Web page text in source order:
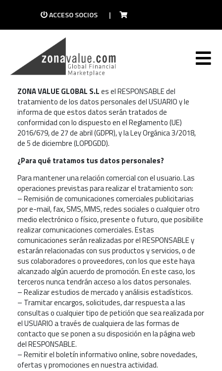
ACCESO SOCIOS |
Política de privacidad
1. INFORMACIÓN AL USUARIO
¿Quién es el responsable del tratamiento de tus
datos personales?
ZONA VALUE GLOBAL S.Les el RESPONSABLE del
tratamiento de los datos personales del USUARIO y le
informa de que estos datos serán tratados de
conformidad con lo dispuesto en el Reglamento (UE)
2016/679, de 27 de abril (GDPR), y la Ley Orgánica 3/2018,
de 5 de diciembre (LOPDGDD).
¿Para qué tratamos tus datos personales?
Para mantener una relación comercial con el usuario. Las
operaciones previstas para realizar el tratamiento son:
– Remisión de comunicaciones comerciales publicitarias
por e-mail, fax, SMS, MMS, redes sociales o cualquier otro
medio electrónico o físico, presente o futuro, que posibilite
realizar comunicaciones comerciales. Estas
comunicaciones serán realizadas por el RESPONSABLE y
estarán relacionadas con sus productos y servicios, o de
sus colaboradores o proveedores, con los que este haya
alcanzado algún acuerdo de promoción. En este caso, los
terceros nunca tendrán acceso a los datos personales.
– Realizar estudios de mercado y análisis estadísticos.
– Tramitar encargos, solicitudes, dar respuesta a las
consultas o cualquier tipo de petición que sea realizada por
el USUARIO a través de cualquiera de las formas de
contacto que se ponen a su disposición en la página web
del RESPONSABLE.
– Remitir el boletín informativo online, sobre novedades,
ofertas y promociones en nuestra actividad.